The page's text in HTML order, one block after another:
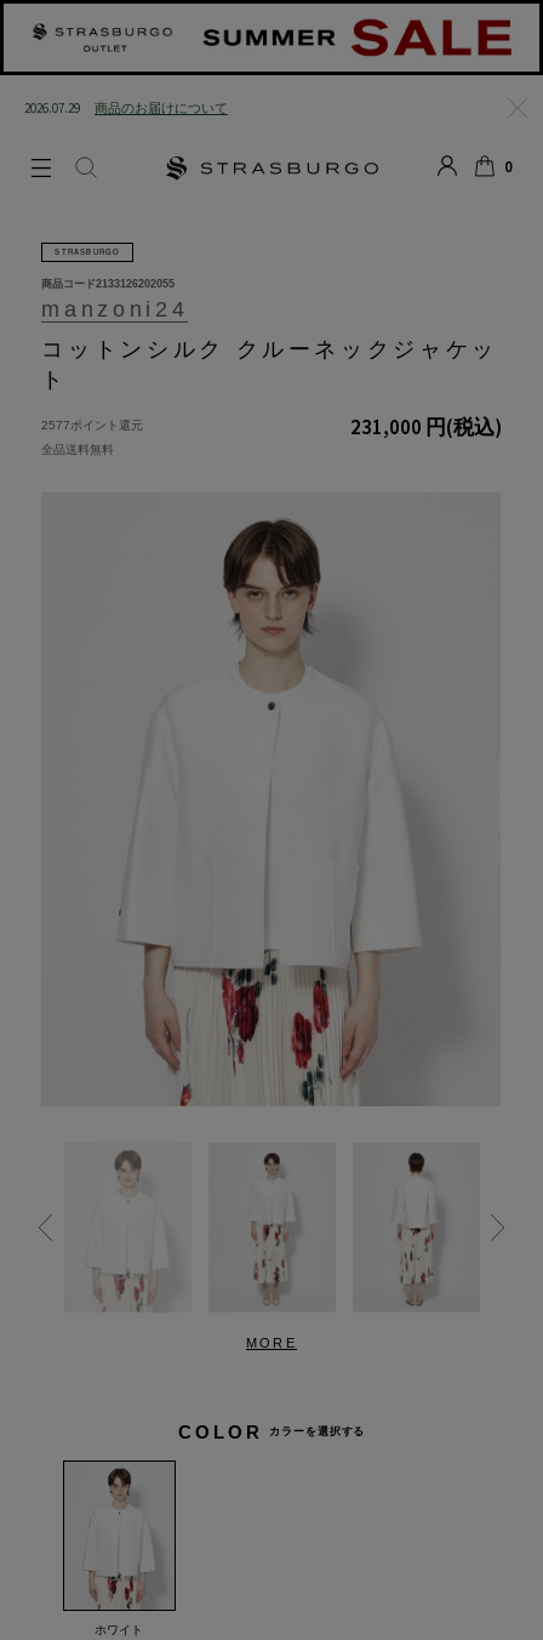
2026.07.29 商品のお届けについて
0
STRASBURGO
manzoni24
コットンシルク クルーネックジャケッ
ト
商品コード2133126202055
231,000 円(税込)
2577ポイント還元
全品送料無料
MORE
COLOR カラーを選択する
ホワイト